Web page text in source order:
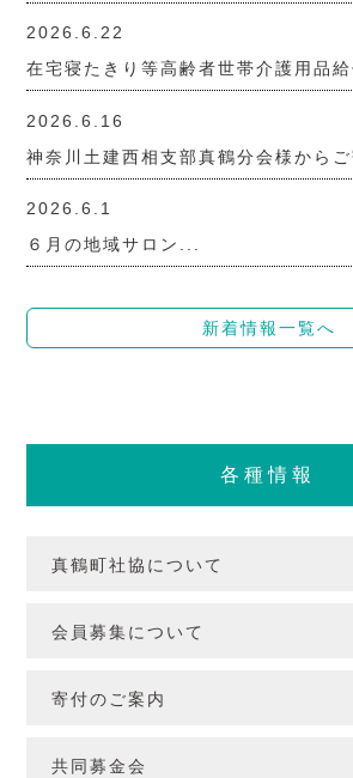
2026.6.22
在宅寝たきり等高齢者世帯介護用品
2026.6.16
神奈川土建西相支部真鶴分会様からご
2026.6.1
６月の地域サロン...
新着情報一覧へ
各種情報
真鶴町社協について
会員募集について
寄付のご案内
共同募金会